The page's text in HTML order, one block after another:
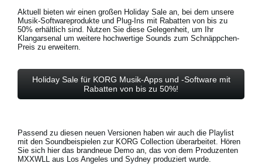
Aktuell bieten wir einen großen Holiday Sale an, bei dem unsere
Musik-Softwareprodukte und Plug-Ins mit Rabatten von bis zu
50% erhältlich sind. Nutzen Sie diese Gelegenheit, um Ihr
Klangarsenal um weitere hochwertige Sounds zum Schnäppchen-
Preis zu erweitern.
Holiday Sale für KORG Musik-Apps und -Software mit
Rabatten von bis zu 50%!
Passend zu diesen neuen Versionen haben wir auch die Playlist
mit den Soundbeispielen zur KORG Collection überarbeitet. Hören
Sie sich hier das brandneue Demo an, das von dem Produzenten
MXXWLL aus Los Angeles und Sydney produziert wurde.